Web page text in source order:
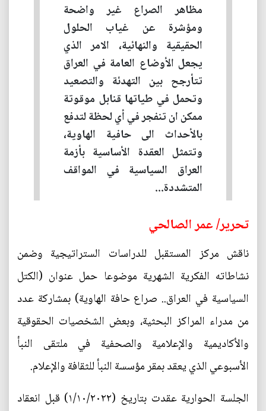
مظاهر الصراع غير واضحة
ومؤشرة عن غياب الحلول
الحقيقية والنهائية، الامر الذي
يجعل الأوضاع العامة في العراق
تتأرجح بين التهدئة والتصعيد
وتحمل في طياتها قنابل موقوتة
ممكن ان تنفجر في أي لحظة لتدفع
بالأحداث الى حافية الهاوية،
وتتمثل العقدة الأساسية بأزمة
العراق السياسية في المواقف
المتشددة...
تحرير/ عمر الصالحي
ناقش مركز المستقبل للدراسات الستراتيجية وضمن
نشاطاته الفكرية الشهرية موضوعا حمل عنوان (الكتل
السياسية في العراق.. صراع حافة الهاوية) بمشاركة عدد
من مدراء المراكز البحثية، وبعض الشخصيات الحقوقية
والأكاديمية والإعلامية والصحفية في ملتقى النبأ
الأسبوعي الذي يعقد بمقر مؤسسة النبأ للثقافة والإعلام.
الجلسة الحوارية عقدت بتاريخ (١/١٠/٢٠٢٢) قبل انعقاد